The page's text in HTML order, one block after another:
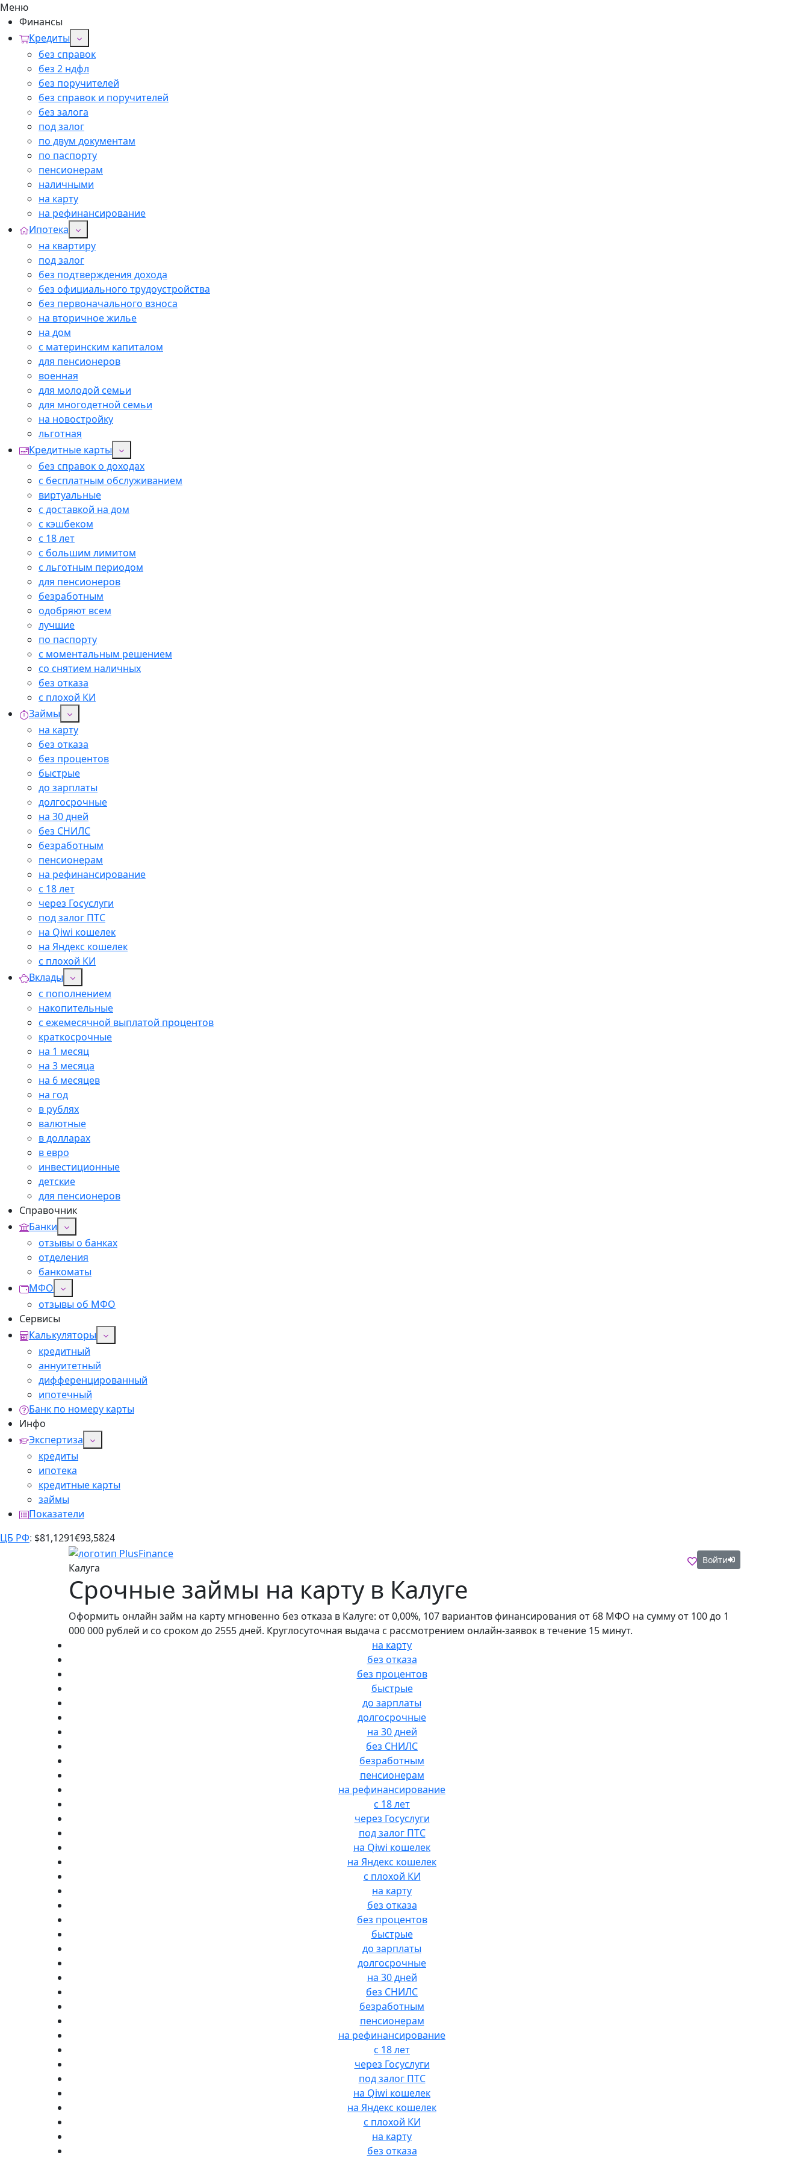
Меню
Финансы
Кредиты
без справок
без 2 ндфл
без поручителей
без справок и поручителей
без залога
под залог
по двум документам
по паспорту
пенсионерам
наличными
на карту
на рефинансирование
Ипотека
на квартиру
под залог
без подтверждения дохода
без официального трудоустройства
без первоначального взноса
на вторичное жилье
на дом
с материнским капиталом
для пенсионеров
военная
для молодой семьи
для многодетной семьи
на новостройку
льготная
Кредитные карты
без справок о доходах
с бесплатным обслуживанием
виртуальные
с доставкой на дом
с кэшбеком
с 18 лет
с большим лимитом
с льготным периодом
для пенсионеров
безработным
одобряют всем
лучшие
по паспорту
с моментальным решением
со снятием наличных
без отказа
с плохой КИ
Займы
на карту
без отказа
без процентов
быстрые
до зарплаты
долгосрочные
на 30 дней
без СНИЛС
безработным
пенсионерам
на рефинансирование
с 18 лет
через Госуслуги
под залог ПТС
на Qiwi кошелек
на Яндекс кошелек
с плохой КИ
Вклады
с пополнением
накопительные
с ежемесячной выплатой процентов
краткосрочные
на 1 месяц
на 3 месяца
на 6 месяцев
на год
в рублях
валютные
в долларах
в евро
инвестиционные
детские
для пенсионеров
Справочник
Банки
отзывы о банках
отделения
банкоматы
МФО
отзывы об МФО
Сервисы
Калькуляторы
кредитный
аннуитетный
дифференцированный
ипотечный
Банк по номеру карты
Инфо
Экспертиза
кредиты
ипотека
кредитные карты
займы
Показатели
ЦБ РФ: $81,1291€93,5824
Калуга
Войти
Срочные займы на карту в Калуге
Оформить онлайн займ на карту мгновенно без отказа в Калуге: от 0,00%, 107 вариантов финансирования от 68 МФО на сумму от 100 до 1
000 000 рублей и со сроком до 2555 дней. Круглосуточная выдача с рассмотрением онлайн-заявок в течение 15 минут.
на карту
без отказа
без процентов
быстрые
до зарплаты
долгосрочные
на 30 дней
без СНИЛС
безработным
пенсионерам
на рефинансирование
с 18 лет
через Госуслуги
под залог ПТС
на Qiwi кошелек
на Яндекс кошелек
с плохой КИ
на карту
без отказа
без процентов
быстрые
до зарплаты
долгосрочные
на 30 дней
без СНИЛС
безработным
пенсионерам
на рефинансирование
с 18 лет
через Госуслуги
под залог ПТС
на Qiwi кошелек
на Яндекс кошелек
с плохой КИ
на карту
без отказа